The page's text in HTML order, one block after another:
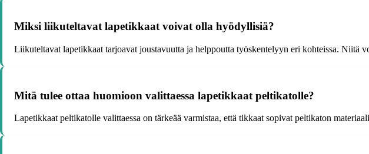
Miksi liikuteltavat lapetikkaat voivat olla hyödyllisiä?
Liikuteltavat lapetikkaat tarjoavat joustavuutta ja helppoutta työskentelyyn eri kohteissa. Niitä
Mitä tulee ottaa huomioon valittaessa lapetikkaat peltikatolle?
Lapetikkaat peltikatolle valittaessa on tärkeää varmistaa, että tikkaat sopivat peltikaton